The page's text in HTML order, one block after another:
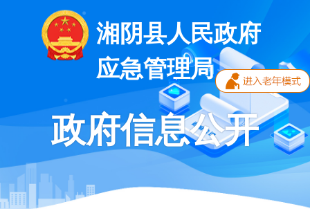
湘阴县人民政府
应急管理局
政府信息公开